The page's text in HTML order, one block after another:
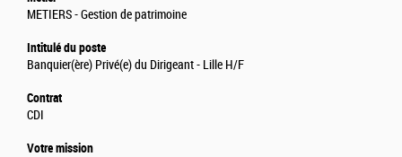
METIERS - Gestion de patrimoine
Intitulé du poste
Banquier(ère) Privé(e) du Dirigeant - Lille H/F
Contrat
CDI
Votre mission